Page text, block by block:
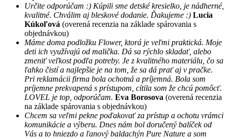
Určite odporúčam :) Kúpili sme detské kresielko, je nádherné,
kvalitné. Chválim aj bleskové dodanie. Ďakujeme :) Lucia
Kúkoľová (overená recenzia na základe spárovania s
objednávkou)
Máme doma podložku Flower, ktorá je veľmi praktická. Moje
deti ich využívajú od malička. Dá sa rýchlo skladať, alebo
zmeniť veľkost podľa potreby. Je z kvalitného materiálu, čo sa
ľahko čistí a najlepšie je na tom, že sa dá prať aj v pračke.
Pri reklamácii firma bola ochotná a príjemná. Bola som
príjemne prekvapená s prístupom, cítila som že chcú pomôcť.
LOVEL je top, odporúčam. Eva Borosova (overená recenzia
na základe spárovania s objednávkou)
Chcem sa veľmi pekne poďakovať za prístup a ochotu vrámci
komunikácie a výberu. Dnes nám bol doručený balíček od
Vás a to hniezdo a ľanový baldachýn Pure Nature a som